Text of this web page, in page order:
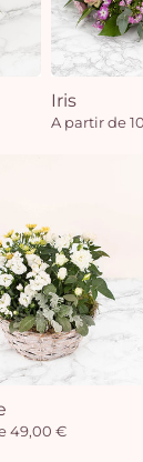
Iris
A partir de
49,00 €